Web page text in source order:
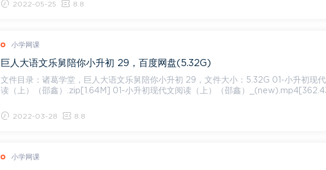
2022-05-25 8.8
小学网课
巨人大语文乐舅陪你小升初 29，百度网盘(5.32G)
文件目录：诸葛学堂，巨人大语文乐舅陪你小升初 29，文件大小：5.32G 01-小升初现代文阅
读（上）（邵鑫）.zip[1.64M] 01-小升初现代文阅读（上）（邵鑫）
2022-03-28 8.8
小学网课